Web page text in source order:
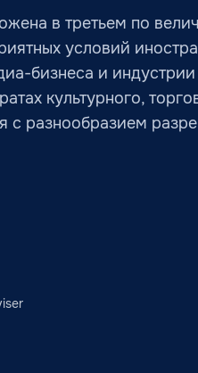
в третьем по
условий
бизнеса и
культурного,
разнообразием